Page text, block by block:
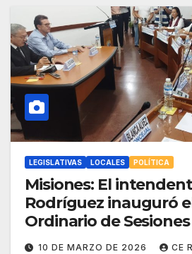
LEGISLATIVAS LOCALES POLÍTICA
Misiones: El
Rodríguez inauguró
Ordinario de
HCD de San Vicente
10 DE MARZO DE 2026 CE